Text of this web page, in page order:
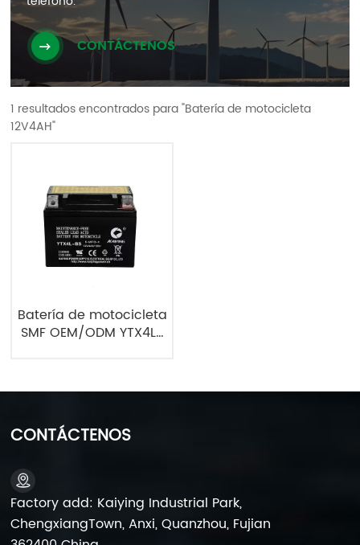
CONTÁCTENOS
1 resultados encontrados para "Batería de motocicleta
12V4AH"
Batería de motocicleta
SMF OEM/ODM YTX4L-
CONTÁCTENOS
Factory add: Kaiying Industrial Park,
ChengxiangTown, Anxi, Quanzhou, Fujian